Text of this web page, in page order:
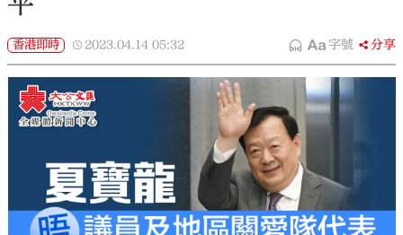
香港即時 2023.04.14 05:32 字號 分享